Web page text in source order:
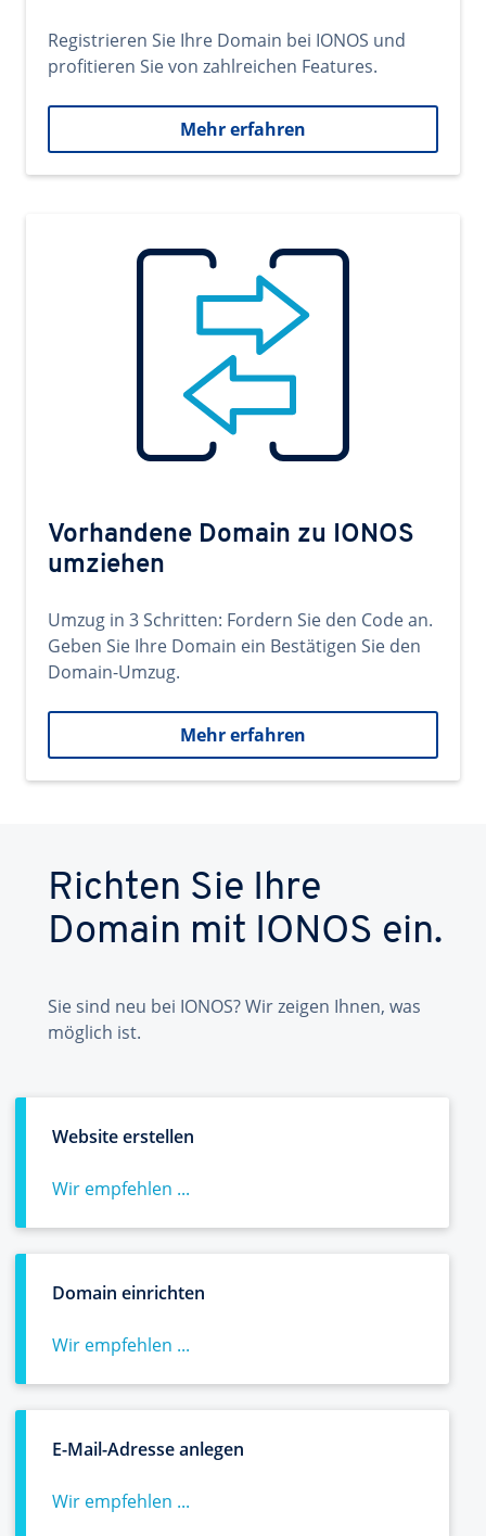
Registrieren Sie Ihre Domain bei IONOS und
profitieren Sie von zahlreichen Features.
Mehr erfahren
Vorhandene Domain zu IONOS
umziehen
Umzug in 3 Schritten: Fordern Sie den Code an.
Geben Sie Ihre Domain ein Bestätigen Sie den
Domain-Umzug.
Mehr erfahren
Richten Sie Ihre
Domain mit IONOS ein.
Sie sind neu bei IONOS? Wir zeigen Ihnen, was
möglich ist.
Website erstellen
Wir empfehlen ...
Domain einrichten
Wir empfehlen ...
E-Mail-Adresse anlegen
Wir empfehlen ...